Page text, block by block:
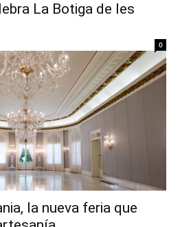
La Botiga de les
0
la nueva feria que